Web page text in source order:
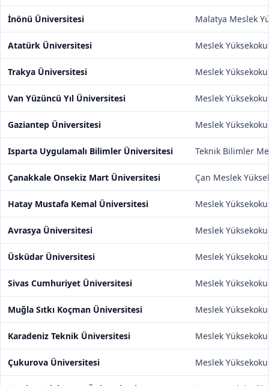
İnönü Üniversitesi Malatya Meslek
Atatürk Üniversitesi Meslek
Trakya Üniversitesi Meslek
Van Yüzüncü Yıl Üniversitesi Meslek
Gaziantep Üniversitesi Meslek
Isparta Uygulamalı Bilimler Üniversitesi Teknik Bilimler
Çanakkale Onsekiz Mart Üniversitesi Çan Meslek
Hatay Mustafa Kemal Üniversitesi Meslek
Avrasya Üniversitesi Meslek
Üsküdar Üniversitesi Meslek
Sivas Cumhuriyet Üniversitesi Meslek
Muğla Sıtkı Koçman Üniversitesi Meslek
Karadeniz Teknik Üniversitesi Meslek
Çukurova Üniversitesi Meslek